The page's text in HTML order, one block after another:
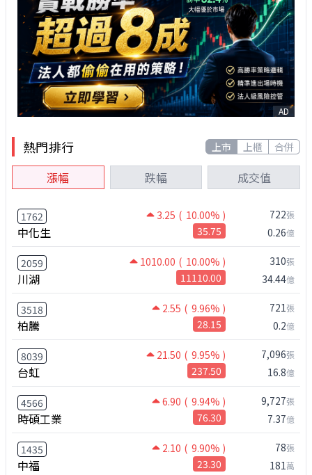
AD
熱門排行 上市 上櫃 合併
漲幅 跌幅 成交值
1762 3.25 ( 10.00% )
中化生 35.75
722張
0.26億
2059 1010.00 ( 10.00% )
川湖 11110.00
310張
34.44億
3518 2.55 ( 9.96% )
柏騰 28.15
721張
0.2億
8039 21.50 ( 9.95% )
台虹 237.50
7,096張
16.8億
4566 6.90 ( 9.94% )
時碩工業 76.30
9,727張
7.37億
1435 2.10 ( 9.90% )
中福 23.30
78張
181萬